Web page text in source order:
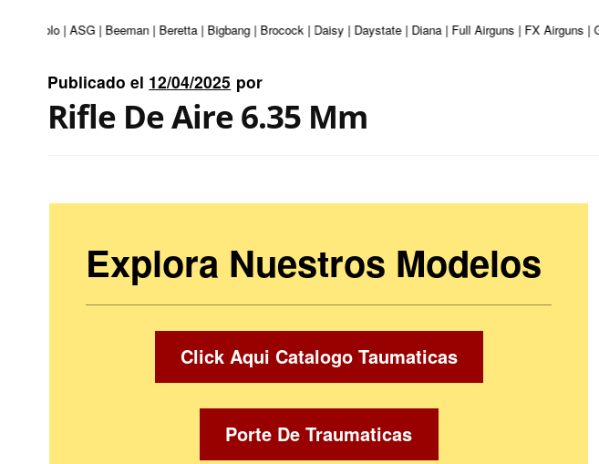
| ASG | Beeman | Beretta | Bigbang | Brocock | Daisy | Daystate | Diana | Full Airguns | FX Airguns |
Publicado el 12/04/2025 por
Rifle De Aire 6.35 Mm
Explora Nuestros Modelos
Click Aqui Catalogo Taumaticas
Porte De Traumaticas